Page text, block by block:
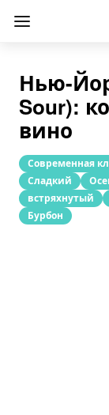
Рецепт коктейля
Нью-
Sour):
вино
Современная
Сладкий
встряхнутый
Бурбон